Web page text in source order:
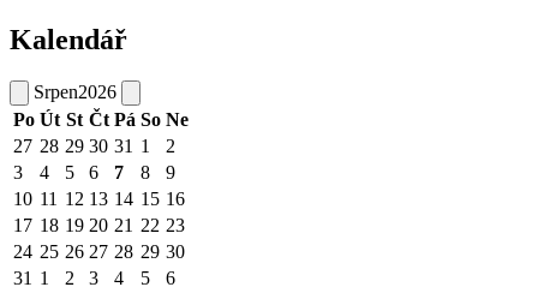
Kalendář
Srpen2026
Po Út St Čt Pá So Ne
27 28 29 30 31 1
2
3
4 5 6 7 8
9
10 11 12 13 14 15 16
17 18 19 20 21 22 23
24 25 26 27 28 29 30
31 1 2 3 4 5 6